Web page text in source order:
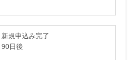
新規申込み完了
90日後